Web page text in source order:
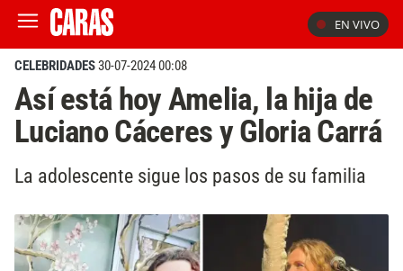
EN VIVO
CELEBRIDADES30-07-2024 00:08
Así está hoy Amelia, la hija de
Luciano Cáceres y Gloria Carrá
La adolescente sigue los pasos de su familia